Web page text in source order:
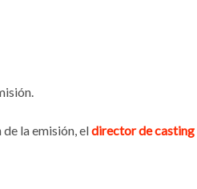
de la emisión, eldirector de casting